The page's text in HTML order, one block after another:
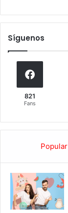
Síguenos
821
Fans
Popular